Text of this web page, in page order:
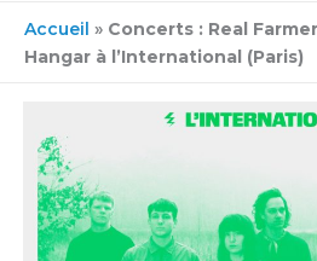
Accueil » Concerts : Real
Hangar à l’International (Paris)